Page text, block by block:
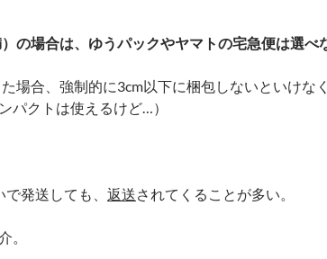
の場合は、ゆうパックやヤマトの宅急便は選べ
場合、強制的に3cm以下に梱包しないといけなく
パクトは使えるけど…）
発送しても、 返送されてくることが多い。
。